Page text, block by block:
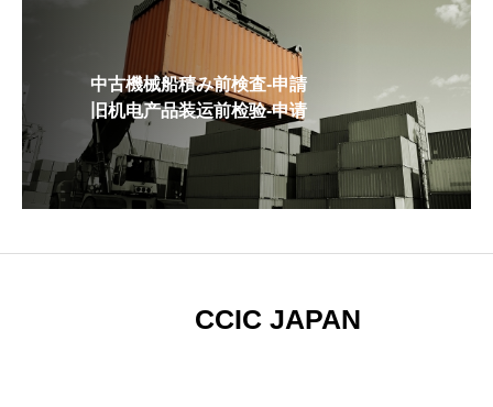
中古機械船積み前検査-申請
旧机电产品装运前检验-申请
CCIC JAPAN